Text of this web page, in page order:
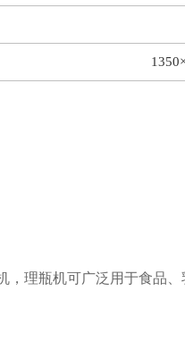
1350×
理瓶机可广泛用于食品、